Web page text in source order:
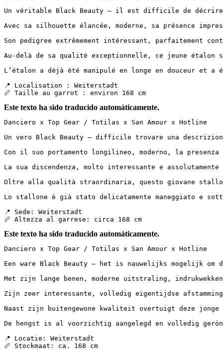
Un véritable Black Beauty – il est difficile de décrire
Avec sa silhouette élancée, moderne, sa présence
Son pedigree extrêmement intéressant, parfaitement
Au-delà de sa qualité exceptionnelle, ce jeune étalon
L’étalon a déjà été manipulé en longe en douceur et
📍 Localisation : Weiterstadt
📏 Taille au garrot : environ 168 cm
Este texto ha sido traducido automáticamente.
Danciero x Top Gear / Totilas x San Amour x Hotline
Un vero Black Beauty – difficile trovare una
Con il suo portamento longilineo, moderno, la
La sua discendenza, molto interessante e
Oltre alla qualità straordinaria, questo giovane
Lo stallone è già stato delicatamente maneggiato e
📍 Sede: Weiterstadt
📏 Altezza al garrese: circa 168 cm
Este texto ha sido traducido automáticamente.
Danciero x Top Gear / Totilas x San Amour x Hotline
Een ware Black Beauty – het is nauwelijks mogelijk
Met zijn lange benen, moderne uitstraling,
Zijn zeer interessante, volledig eigentijdse afstamming
Naast zijn buitengewone kwaliteit overtuigt deze
De hengst is al voorzichtig aangelegd en volledig
📍 Locatie: Weiterstadt
📏 Stockmaat: ca. 168 cm